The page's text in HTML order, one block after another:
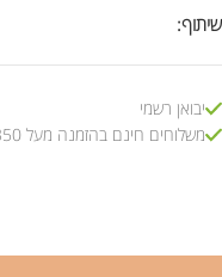
שיתוף:
יבואן רשמי
משלוחים חינם בהזמנה מעל 350 ₪